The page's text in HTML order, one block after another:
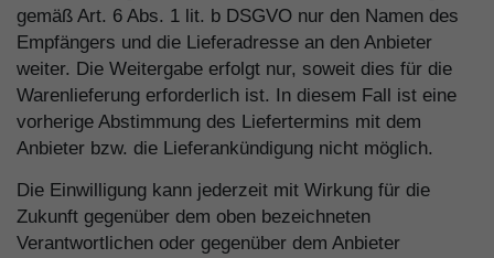
gemäß Art. 6 Abs. 1 lit. b DSGVO nur den Namen des
Empfängers und die Lieferadresse an den Anbieter
weiter. Die Weitergabe erfolgt nur, soweit dies für die
Warenlieferung erforderlich ist. In diesem Fall ist eine
vorherige Abstimmung des Liefertermins mit dem
Anbieter bzw. die Lieferankündigung nicht möglich.
Die Einwilligung kann jederzeit mit Wirkung für die
Zukunft gegenüber dem oben bezeichneten
Verantwortlichen oder gegenüber dem Anbieter